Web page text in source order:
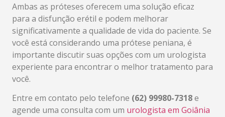
Ambas as próteses oferecem uma solução eficaz
para a disfunção erétil e podem melhorar
significativamente a qualidade de vida do paciente. Se
você está considerando uma prótese peniana, é
importante discutir suas opções com um urologista
experiente para encontrar o melhor tratamento para
você.
Entre em contato pelo telefone (62) 99980-7318e
agende uma consulta com um urologista em Goiânia